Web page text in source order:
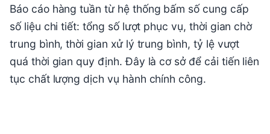
Báo cáo hàng tuần từ hệ thống bấm số cung cấp
số liệu chi tiết: tổng số lượt phục vụ, thời gian chờ
trung bình, thời gian xử lý trung bình, tỷ lệ vượt
quá thời gian quy định. Đây là cơ sở để cải tiến liên
tục chất lượng dịch vụ hành chính công.